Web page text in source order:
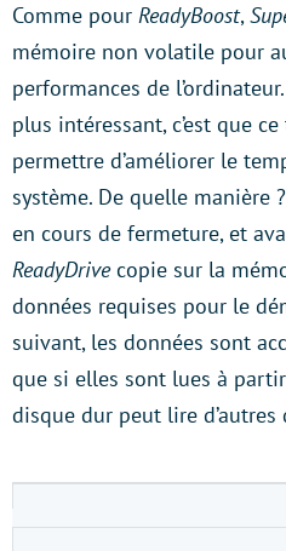
Comme pour ReadyBoost,
mémoire non volatile pour
performances de
plus intéressant, c’est que
permettre d’améliorer le
système. De quelle manière
en cours de fermeture, et
ReadyDrivecopie sur la
données requises pour le
suivant, les données sont
que si elles sont lues à
disque dur peut lire